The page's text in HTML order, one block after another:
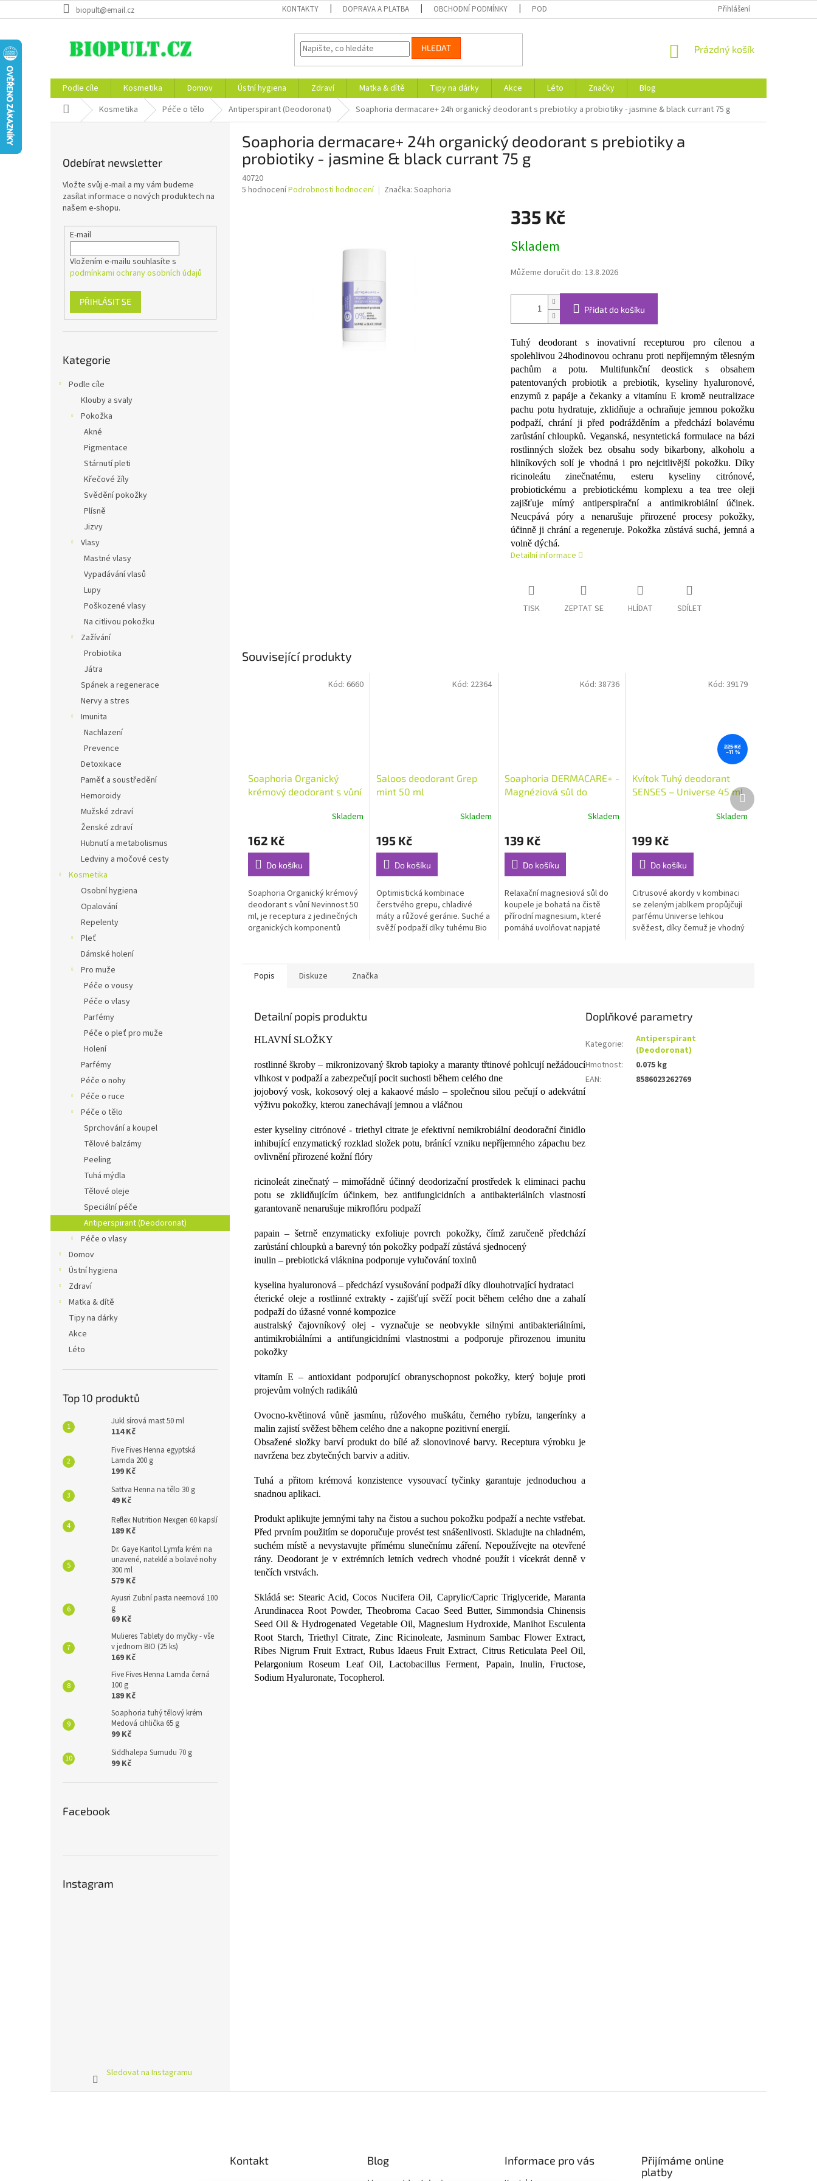
na
biopult@email.cz KONTAKTY DOPRAVA A PLATBA OBCHODNÍ PODMÍNKY PODMÍNKY OCHRANY OSOBNÍCH ÚDAJŮ Přihlášení
HLEDAT
NÁKUPNÍ
Prázdný košík
Podle cíle Kosmetika Domov Ústní hygiena Zdraví Matka & dítě Tipy na dárky Akce Léto Značky
Blog
Domů Kosmetika Péče o tělo Antiperspirant (Deodoronat) Soaphoria dermacare+ 24h organický deodorant s prebiotiky a probiotiky - jasmine & black currant 75 g
Odebírat newsletter
Vložte svůj e-mail a my vám budeme
zasílat informace o nových produktech na
našem e-shopu.
E-mail
Vložením e-mailu souhlasíte s
podmínkami ochrany osobních údajů
PŘIHLÁSIT SE
kategorie
Kategorie
Podle cíle
Klouby a svaly
Pokožka
Akné
Pigmentace
Stárnutí pleti
Křečové žíly
Svědění pokožky
Plísně
Jizvy
Vlasy
Mastné vlasy
Vypadávání vlasů
Lupy
Poškozené vlasy
Na citlivou pokožku
Zažívání
Probiotika
Játra
Spánek a regenerace
Nervy a stres
Imunita
Nachlazení
Prevence
Detoxikace
Paměť a soustředění
Hemoroidy
Mužské zdraví
Ženské zdraví
Hubnutí a metabolismus
Ledviny a močové cesty
Kosmetika
Osobní hygiena
Opalování
Repelenty
Pleť
Dámské holení
Pro muže
Péče o vousy
Péče o vlasy
Parfémy
Péče o pleť pro muže
Holení
Parfémy
Péče o nohy
Péče o ruce
Péče o tělo
Sprchování a koupel
Tělové balzámy
Peeling
Tuhá mýdla
Tělové oleje
Speciální péče
Antiperspirant (Deodoronat)
Péče o vlasy
Domov
Ústní hygiena
Zdraví
Matka & dítě
Tipy na dárky
Akce
Léto
Top 10 produktů
Jukl sírová mast 50 ml
114 Kč
Five Fives Henna egyptská
Lamda 200 g
199 Kč
Sattva Henna na tělo 30 g
49 Kč
Reflex Nutrition Nexgen 60 kapslí
189 Kč
Dr. Gaye Karitol Lymfa krém na
unavené, nateklé a bolavé nohy
300 ml
579 Kč
Ayusri Zubní pasta neemová 100
g
69 Kč
Mulieres Tablety do myčky - vše
v jednom BIO (25 ks)
169 Kč
Five Fives Henna Lamda černá
100 g
189 Kč
Soaphoria tuhý tělový krém
Medová cihlička 65 g
99 Kč
Siddhalepa Sumudu 70 g
99 Kč
Facebook
Instagram
Sledovat na Instagramu
Soaphoria dermacare+ 24h organický deodorant s prebiotiky a
probiotiky - jasmine & black currant 75 g
40720
Průměrné
5 hodnoceníPodrobnosti hodnocení Značka: Soaphoria
335 Kč
cena:
Skladem
Můžeme doručit do: 13.8.2026
Přidat do košíku
Tuhý deodorant s inovativní recepturou pro cílenou a
spolehlivou 24hodinovou ochranu proti nepříjemným tělesným
pachům a potu. Multifunkční deostick s obsahem
patentovaných probiotik a prebiotik, kyseliny hyaluronové,
enzymů z papáje a čekanky a vitamínu E kromě neutralizace
pachu potu hydratuje, zklidňuje a ochraňuje jemnou pokožku
podpaží, chrání ji před podrážděním a předchází bolavému
zarůstání chloupků. Veganská, nesyntetická formulace na bázi
rostlinných složek bez obsahu sody bikarbony, alkoholu a
hliníkových solí je vhodná i pro nejcitlivější pokožku. Díky
ricinoleátu zinečnatému, esteru kyseliny citrónové,
probiotickému a prebiotickému komplexu a tea tree oleji
zajišťuje mírný antiperspirační a antimikrobiální účinek.
Neucpává póry a nenarušuje přirozené procesy pokožky,
účinně ji chrání a regeneruje. Pokožka zůstává suchá, jemná a
volně dýchá.
Detailní informace
TISK ZEPTAT SE HLÍDAT SDÍLET
Související produkty
Soaphoria Organický
krémový deodorant s vůní
produktu
je
4,8
z
5
hvězdiček.
Skladem
162 Kč
Do košíku
Soaphoria Organický krémový
deodorant s vůní Nevinnost 50
ml, je receptura z jedinečných
organických komponentů
Kód: 6660
Saloos deodorant Grep
mint 50 ml
produktu
je
5,0
z
5
hvězdiček.
Skladem
195 Kč
Do košíku
Optimistická kombinace
čerstvého grepu, chladivé
máty a růžové geránie. Suché a
svěží podpaží díky tuhému Bio
Kód: 22364
Soaphoria DERMACARE+ -
Magnéziová sůl do
produktu
je
5,0
z
5
hvězdiček.
Skladem
139 Kč
Do košíku
Relaxační magnesiová sůl do
koupele je bohatá na čistě
přírodní magnesium, které
pomáhá uvolňovat napjaté
Kód:38736
225 Kč
–11 %
Kvítok Tuhý deodorant
SENSES – Universe 45 ml
produktu
je
4,8
z
5
hvězdiček.
Skladem
199 Kč
Do košíku
Citrusové akordy v kombinaci
se zeleným jablkem propůjčují
parfému Universe lehkou
svěžest, díky čemuž je vhodný
Kód: 39179
Další
produkt
Popis Diskuze Značka
Detailní popis produktu
HLAVNÍ SLOŽKY
rostlinné škroby – mikronizovaný škrob tapioky a maranty třtinové pohlcují nežádoucí
vlhkost v podpaží a zabezpečují pocit suchosti během celého dne
jojobový vosk, kokosový olej a kakaové máslo – společnou silou pečují o adekvátní
výživu pokožky, kterou zanechávají jemnou a vláčnou
ester kyseliny citrónové - triethyl citrate je efektivní nemikrobiální deodorační činidlo
inhibující enzymatický rozklad složek potu, bránící vzniku nepříjemného zápachu bez
ovlivnění přirozené kožní flóry
ricinoleát zinečnatý – mimořádně účinný deodorizační prostředek k eliminaci pachu
potu se zklidňujícím účinkem, bez antifungicidních a antibakteriálních vlastností
garantovaně nenarušuje mikroflóru podpaží
papain – šetrně enzymaticky exfoliuje povrch pokožky, čímž zaručeně předchází
zarůstání chloupků a barevný tón pokožky podpaží zůstává sjednocený
inulin – prebiotická vláknina podporuje vylučování toxinů
kyselina hyaluronová – předchází vysušování podpaží díky dlouhotrvající hydrataci
éterické oleje a rostlinné extrakty - zajišťují svěží pocit během celého dne a zahalí
podpaží do úžasné vonné kompozice
australský čajovníkový olej - vyznačuje se neobvykle silnými antibakteriálními,
antimikrobiálními a antifungicidními vlastnostmi a podporuje přirozenou imunitu
pokožky
vitamín E – antioxidant podporující obranyschopnost pokožky, který bojuje proti
projevům volných radikálů
Ovocno-květinová vůně jasmínu, růžového muškátu, černého rybízu, tangerínky a
malin zajistí svěžest během celého dne a nakopne pozitivní energií.
Obsažené složky barví produkt do bílé až slonovinové barvy. Receptura výrobku je
navržena bez zbytečných barviv a aditiv.
Tuhá a přitom krémová konzistence vysouvací tyčinky garantuje jednoduchou a
snadnou aplikaci.
Produkt aplikujte jemnými tahy na čistou a suchou pokožku podpaží a nechte vstřebat.
Před prvním použitím se doporučuje provést test snášenlivosti. Skladujte na chladném,
suchém místě a nevystavujte přímému slunečnímu záření. Nepoužívejte na otevřené
rány. Deodorant je v extrémních letních vedrech vhodné použít i vícekrát denně v
tenčích vrstvách.
Skládá se: Stearic Acid, Cocos Nucifera Oil, Caprylic/Capric Triglyceride, Maranta
Arundinacea Root Powder, Theobroma Cacao Seed Butter, Simmondsia Chinensis
Seed Oil & Hydrogenated Vegetable Oil, Magnesium Hydroxide, Manihot Esculenta
Root Starch, Triethyl Citrate, Zinc Ricinoleate, Jasminum Sambac Flower Extract,
Ribes Nigrum Fruit Extract, Rubus Idaeus Fruit Extract, Citrus Reticulata Peel Oil,
Pelargonium Roseum Leaf Oil, Lactobacillus Ferment, Papain, Inulin, Fructose,
Sodium Hyaluronate, Tocopherol.
Doplňkové parametry
Kategorie:
Antiperspirant
(Deodoronat)
Hmotnost:
0.075 kg
EAN: 8586023262769
Kontakt Blog Informace pro vás
Přijímáme online
platby